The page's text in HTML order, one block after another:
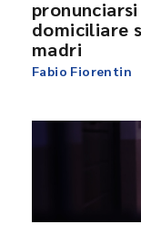
domiciliare
madri
Fabio Fiorentin